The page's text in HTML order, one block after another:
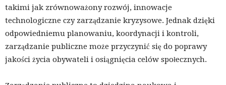
takimi jak zrównoważony rozwój, innowacje
technologiczne czy zarządzanie kryzysowe. Jednak dzięki
odpowiedniemu planowaniu, koordynacji i kontroli,
zarządzanie publiczne może przyczynić się do poprawy
jakości życia obywateli i osiągnięcia celów społecznych.